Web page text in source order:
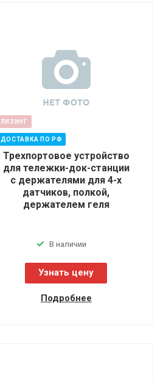
ЛИЗИНГ
ДОСТАВКА ПО РФ
Трехпортовое устройство
для тележки-док-станции
с держателями для 4-х
датчиков, полкой,
держателем геля
В наличии
Узнать цену
Подробнее